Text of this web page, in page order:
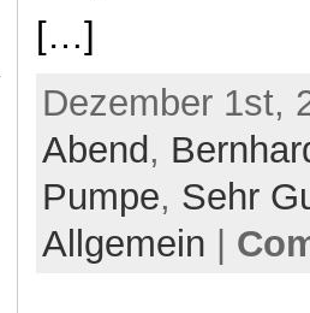
[…]
Dezember 1st,
Abend ,
Pumpe, Sehr
Allgemein